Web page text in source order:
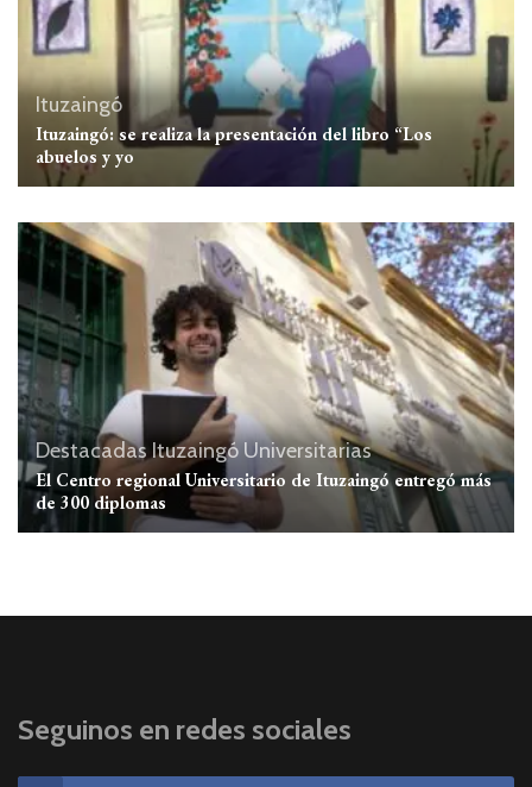
Ituzaingó
Ituzaingó: se realiza la presentación del libro “Los
abuelos y yo
Destacadas Ituzaingó Universitarias
El Centro regional Universitario de Ituzaingó entregó más
de 300 diplomas
Seguinos en redes sociales